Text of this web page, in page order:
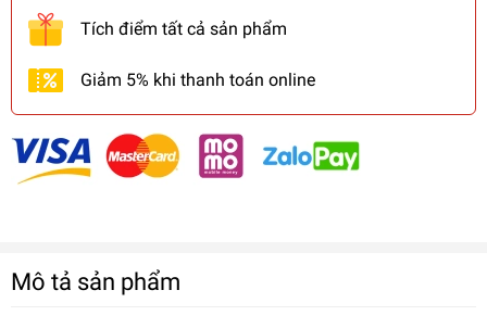
Tích điểm tất cả sản phẩm
Giảm 5% khi thanh toán online
Mô tả sản phẩm